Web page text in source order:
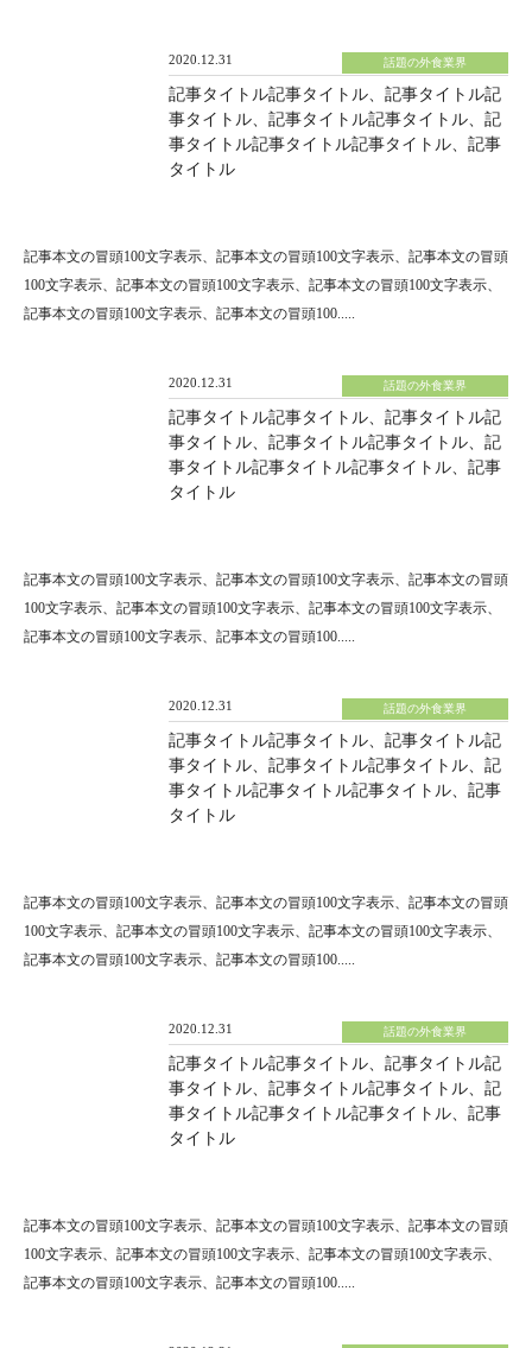
2020.12.31 話題の外食業界
記事タイトル記事タイトル、記事タイトル記
事タイトル、記事タイトル記事タイトル、記
事タイトル記事タイトル記事タイトル、記事
タイトル
記事本文の冒頭100文字表示、記事本文の冒頭100文字表示、記事本文の冒頭
100文字表示、記事本文の冒頭100文字表示、記事本文の冒頭100文字表示、
記事本文の冒頭100文字表示、記事本文の冒頭100.....
2020.12.31 話題の外食業界
記事タイトル記事タイトル、記事タイトル記
事タイトル、記事タイトル記事タイトル、記
事タイトル記事タイトル記事タイトル、記事
タイトル
記事本文の冒頭100文字表示、記事本文の冒頭100文字表示、記事本文の冒頭
100文字表示、記事本文の冒頭100文字表示、記事本文の冒頭100文字表示、
記事本文の冒頭100文字表示、記事本文の冒頭100.....
2020.12.31 話題の外食業界
記事タイトル記事タイトル、記事タイトル記
事タイトル、記事タイトル記事タイトル、記
事タイトル記事タイトル記事タイトル、記事
タイトル
記事本文の冒頭100文字表示、記事本文の冒頭100文字表示、記事本文の冒頭
100文字表示、記事本文の冒頭100文字表示、記事本文の冒頭100文字表示、
記事本文の冒頭100文字表示、記事本文の冒頭100.....
2020.12.31 話題の外食業界
記事タイトル記事タイトル、記事タイトル記
事タイトル、記事タイトル記事タイトル、記
事タイトル記事タイトル記事タイトル、記事
タイトル
記事本文の冒頭100文字表示、記事本文の冒頭100文字表示、記事本文の冒頭
100文字表示、記事本文の冒頭100文字表示、記事本文の冒頭100文字表示、
記事本文の冒頭100文字表示、記事本文の冒頭100.....